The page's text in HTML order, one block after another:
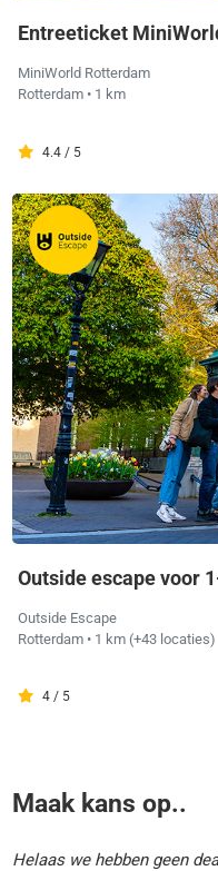
Entreeticket
MiniWorld Rotterdam
Rotterdam • 1 km
4.4 / 5
Outside escape voor
Outside Escape
Rotterdam • 1 km (+43 locaties)
4 / 5
Maak kans op..
Helaas we hebben geen